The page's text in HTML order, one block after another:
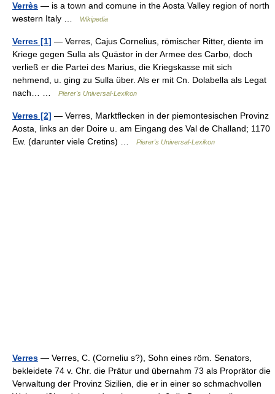
Verrès — is a town and comune in the Aosta Valley region of north
western Italy …
Wikipedia
Verres [1] — Verres, Cajus Cornelius, römischer Ritter, diente im
Kriege gegen Sulla als Quästor in der Armee des Carbo, doch
verließ er die Partei des Marius, die Kriegskasse mit sich
nehmend, u. ging zu Sulla über. Als er mit Cn. Dolabella als Legat
nach… …
Pierer's Universal-Lexikon
Verres [2] — Verres, Marktflecken in der piemontesischen Provinz
Aosta, links an der Doire u. am Eingang des Val de Challand; 1170
Ew. (darunter viele Cretins) …
Pierer's Universal-Lexikon
Verres — Verres, C. (Corneliu s?), Sohn eines röm. Senators,
bekleidete 74 v. Chr. die Prätur und übernahm 73 als Proprätor die
Verwaltung der Provinz Sizilien, die er in einer so schmachvollen